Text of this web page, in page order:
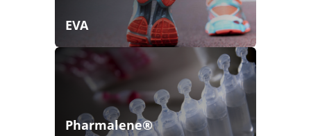
EVA
Pharmalene®